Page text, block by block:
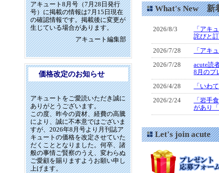
アキュート8月号（7月28日発行
号）に掲載の情報は7月15日現在
の確認情報です。掲載後に変更が
生じている場合があります。
アキュート編集部
価格改定のお知らせ
アキュートをご愛読いただき誠に
ありがとうございます。
この度、昨今の資材、経費の高騰
により、誠に不本意ではございま
すが、2026年8月号より月刊誌ア
キュートの価格を改定させていた
だくこととなりました。何卒、諸
般の事情ご賢察のうえ、変わらぬ
ご愛顧を賜りますようお願い申し
上げます。
What's New 新
2026/8/3
「アキ
詫びと
2026/7/28 「アキ
2026/7/28
acute読
8月のプ
2026/4/28 「いわ
2026/2/24
「岩手
があり
Let's join acute